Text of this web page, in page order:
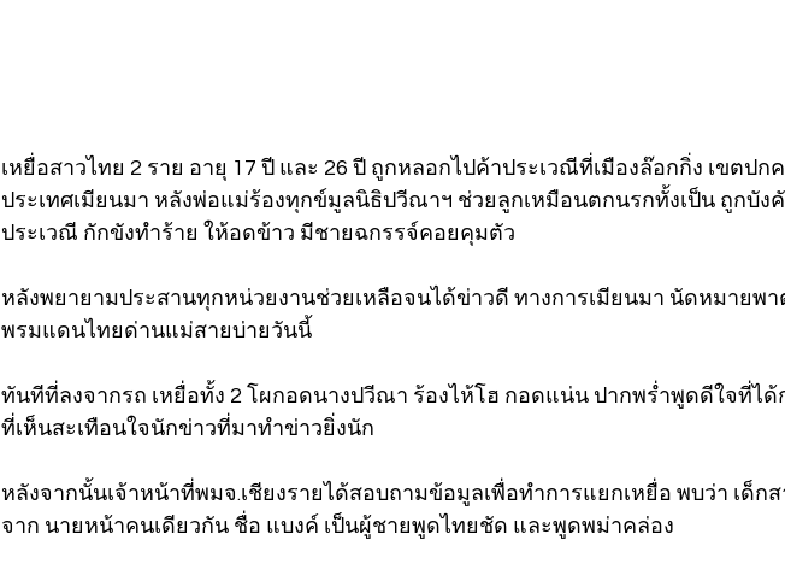
เหยื่อสาวไทย 2 ราย อายุ 17 ปี และ 26 ปี ถูกหลอกไปค้าประเวณีที่เมืองล๊อกกิ่ง เขตปก
ประเทศเมียนมา หลังพ่อแม่ร้องทุกข์มูลนิธิปวีณาฯ ช่วยลูกเหมือนตกนรกทั้งเป็น ถูกบัง
ประเวณี กักขังทำร้าย ให้อดข้าว มีชายฉกรรจ์คอยคุมตัว
หลังพยายามประสานทุกหน่วยงานช่วยเหลือจนได้ข่าวดี ทางการเมียนมา นัดหมายพา
พรมแดนไทยด่านแม่สายบ่ายวันนี้
ทันทีที่ลงจากรถ เหยื่อทั้ง 2 โผกอดนางปวีณา ร้องไห้โฮ กอดแน่น ปากพร่ำพูดดีใจที่ได้
ที่เห็นสะเทือนใจนักข่าวที่มาทำข่าวยิ่งนัก
หลังจากนั้นเจ้าหน้าที่พมจ.เชียงรายได้สอบถามข้อมูลเพื่อทำการแยกเหยื่อ พบว่า เด็ก
จาก นายหน้าคนเดียวกัน ชื่อ แบงค์ เป็นผู้ชายพูดไทยชัด และพูดพม่าคล่อง